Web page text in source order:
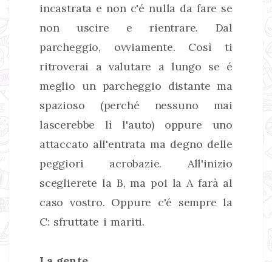
incastrata e non c'é nulla da fare se
non uscire e rientrare. Dal
parcheggio, ovviamente. Così ti
ritroverai a valutare a lungo se é
meglio un parcheggio distante ma
spazioso (perché nessuno mai
lascerebbe lì l'auto) oppure uno
attaccato all'entrata ma degno delle
peggiori acrobazie. All'inizio
sceglierete la B, ma poi la A farà al
caso vostro. Oppure c'é sempre la
C: sfruttate i mariti.